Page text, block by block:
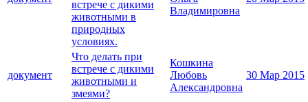
встрече с дикими
животными в
природных
условиях.
Владимировна
документ
Что делать при
встрече с дикими
животными и
змеями?
Кошкина
Любовь
Александровна
30 Мар 2015